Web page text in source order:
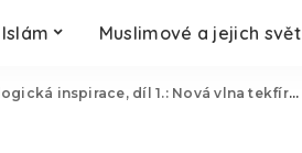
Islám Muslimové a jejich svět
inspirace, díl 1.: Nová vlna tekfírovců